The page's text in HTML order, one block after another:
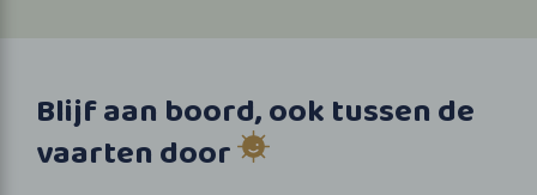
Blijf aan boord, ook tussen de
vaarten door